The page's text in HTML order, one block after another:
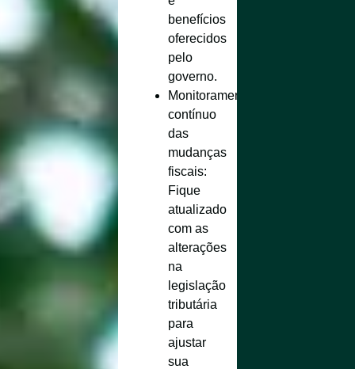
benefícios
oferecidos
pelo
governo.
Monitoramento
contínuo
das
mudanças
fiscais:
Fique
atualizado
com as
alterações
na
legislação
tributária
para
ajustar
sua